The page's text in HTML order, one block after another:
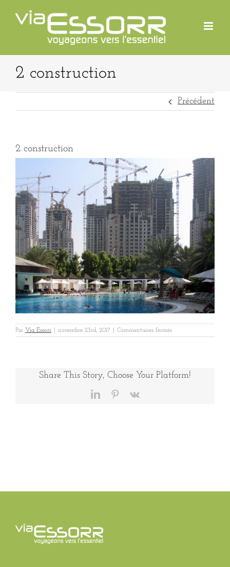
contenu
2 construction
Précédent
2 construction
Par Via Essorr novembre 23rd, 2017 Commentaires ferméssur
2
Share This Story, Choose Your Platform!
LinkedInPinterest
Vk